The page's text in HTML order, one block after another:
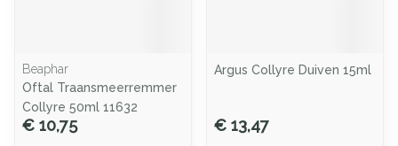
Beaphar
Oftal Traansmeerremmer
Collyre 50ml 11632
€ 10,75
Argus Collyre Duiven 15ml
€ 13,47